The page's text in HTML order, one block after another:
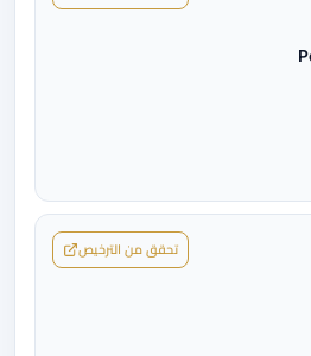
تحقق من الترخيص